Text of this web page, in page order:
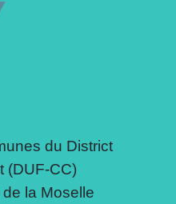
du District
(DUF-CC)
la Moselle